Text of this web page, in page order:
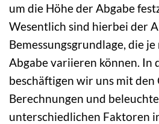
um die Höhe der Abgabe
Wesentlich sind hierbei der
Bemessungsgrundlage, die
Abgabe variieren können. In
beschäftigen wir uns mit
Berechnungen und
unterschiedlichen Faktoren